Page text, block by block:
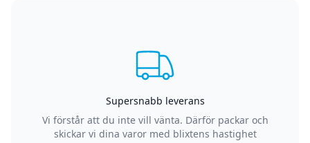
Supersnabb leverans
Vi förstår att du inte vill vänta. Därför packar och
skickar vi dina varor med blixtens hastighet